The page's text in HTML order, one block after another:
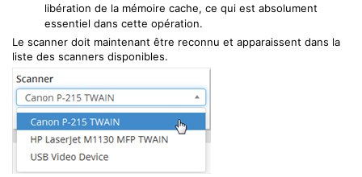
libération de la mémoire cache, ce qui est absolument
essentiel dans cette opération.
Le scanner doit maintenant être reconnu et apparaissent dans la
liste des scanners disponibles.